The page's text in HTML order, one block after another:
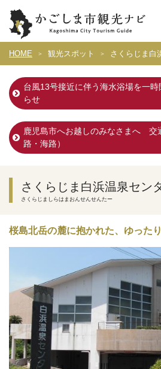
HOME 観光スポット さくらじま白
台風13号接近に伴う海水浴場を一
らせ
鹿児島市へお越しのみなさまへ 交
路・海路）
さくらじま白浜温泉セン
さくらじましらはまおんせんせんたー
桜島北岳の麓に抱かれた、ゆった